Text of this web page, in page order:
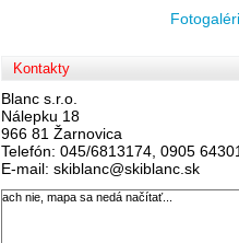
Kontakty
Blanc s.r.o.
Nálepku 18
966 81 Žarnovica
Telefón: 045/6813174, 0905
E-mail: skiblanc@skiblanc.sk
ach nie, mapa sa nedá načítať...